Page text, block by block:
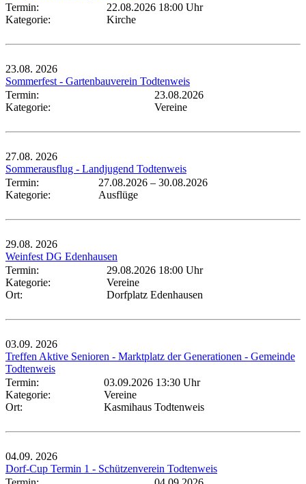
Termin:
22.08.2026 18:00 Uhr
Kategorie:
Kirche
23.08. 2026
Sommerfest - Gartenbauverein Todtenweis
Termin:
23.08.2026
Kategorie:
Vereine
27.08. 2026
Sommerausflug - Landjugend Todtenweis
Termin:
27.08.2026 – 30.08.2026
Kategorie:
Ausflüge
29.08. 2026
Weinfest DG Edenhausen
Termin:
29.08.2026 18:00 Uhr
Kategorie:
Vereine
Ort:
Dorfplatz Edenhausen
03.09. 2026
Treffen Aktive Senioren - Marktplatz der Generationen - Gemeinde
Todtenweis
Termin:
03.09.2026 13:30 Uhr
Kategorie:
Vereine
Ort:
Kasmihaus Todtenweis
04.09. 2026
Dorf-Cup Termin 1 - Schützenverein Todtenweis